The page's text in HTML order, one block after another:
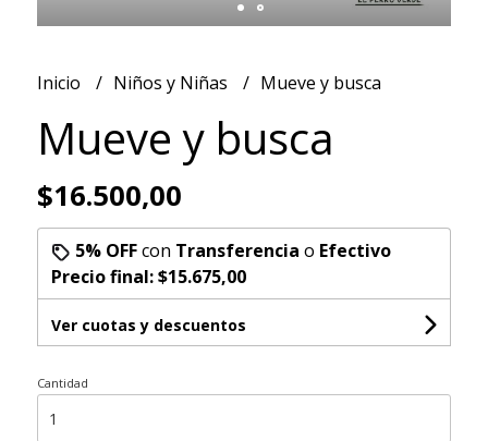
Inicio Niños y Niñas Mueve y busca
Mueve y busca
$16.500,00
5% OFFcon Transferencia o Efectivo
Precio final:$15.675,00
Ver cuotas y descuentos
Cantidad